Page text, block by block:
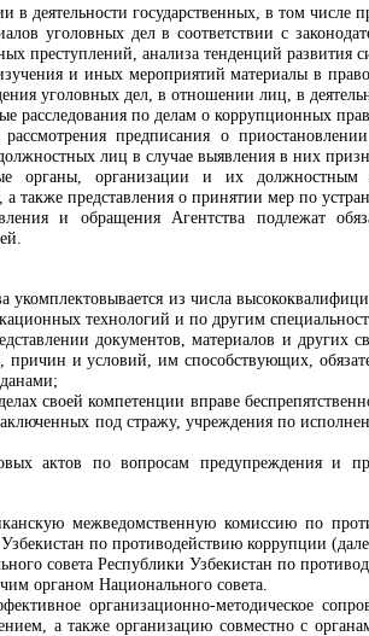
в деятельности государственных, в том числе
уголовных дел в соответствии с
преступлений, анализа тенденций развития
и иных мероприятий материалы в
уголовных дел, в отношении лиц, в
расследования по делам о коррупционных
рассмотрения предписания о
лиц в случае выявления в них
органы, организации и их должностным
также представления о принятии мер по
и обращения Агентства подлежат
укомплектовывается из числа
технологий и по другим
документов, материалов и
и условий, им способствующих,
своей компетенции вправе
под стражу, учреждения по
актов по вопросам предупреждения и
межведомственную комиссию по
по противодействию коррупции
совета Республики Узбекистан по
органом Национального совета.
организационно-методическое
а также организацию совместно с